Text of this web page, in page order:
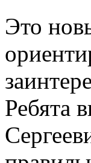
Это
Ребята